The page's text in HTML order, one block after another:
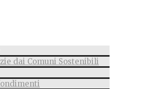
dai Comuni Sostenibili